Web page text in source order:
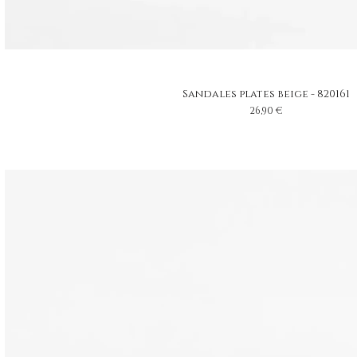
Sandales plates beige - 820161
Prix
26,90 €